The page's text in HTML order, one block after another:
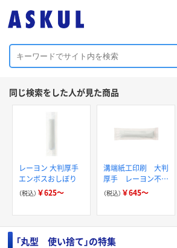
同じ検索をした人が見た商品
レーヨン 大判厚手
エンボスおしぼり
（税込） ￥625～
溝端紙工印刷 大判
厚手 レーヨン不織
布 丸おしぼり
（税込） ￥645～
「丸型 使い捨て」の特集